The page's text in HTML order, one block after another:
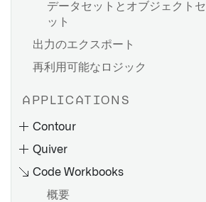
データセットとオブジェクトセ
ット
出力のエクスポート
再利用可能なロジック
APPLICATIONS
Contour
Quiver
Code Workbooks
概要